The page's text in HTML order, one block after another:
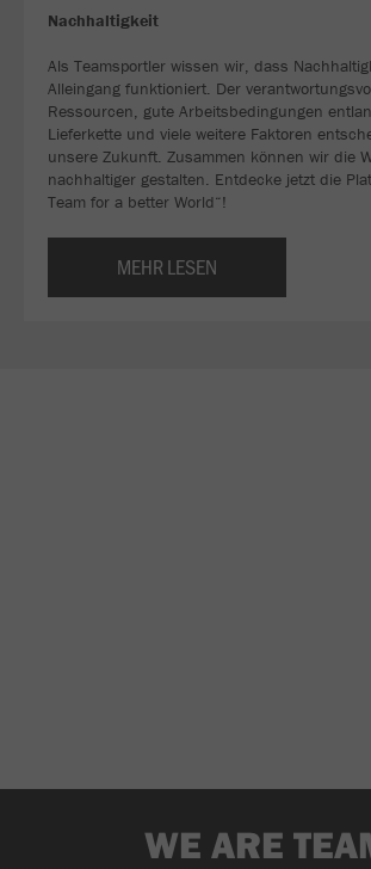
Nachhaltigkeit
Als Teamsportler wissen wir, dass
Alleingang funktioniert. Der
Ressourcen, gute Arbeitsbedingungen
Lieferkette und viele weitere Faktoren
unsere Zukunft. Zusammen können wir die
nachhaltiger gestalten. Entdecke jetzt die
Team for a better World“!
MEHR LESEN
WE ARE